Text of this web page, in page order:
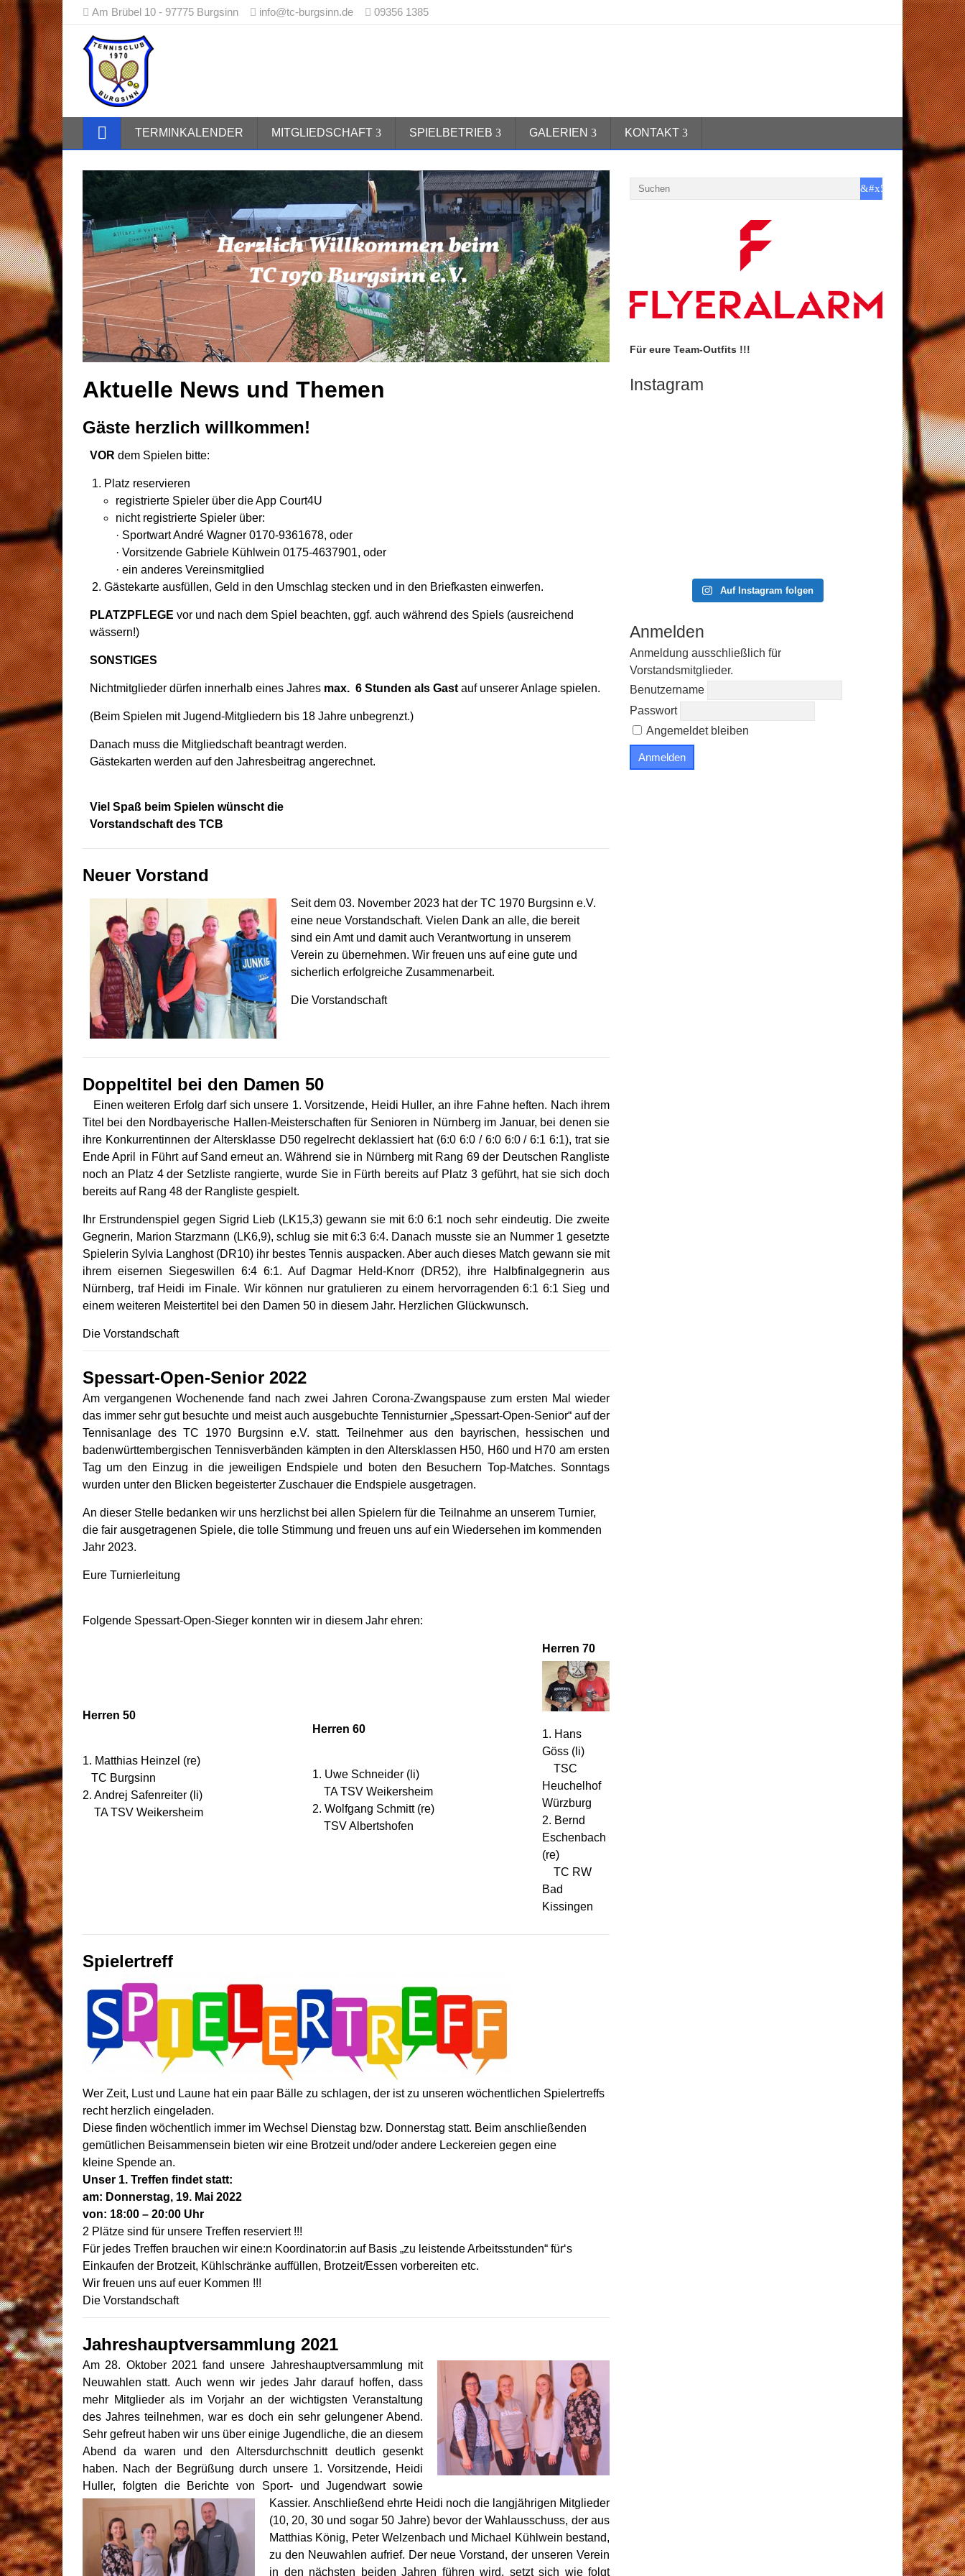
Am Brübel 10 - 97775 Burgsinn info@tc-burgsinn.de 09356 1385
TERMINKALENDER MITGLIEDSCHAFT SPIELBETRIEB GALERIEN KONTAKT
Aktuelle News und Themen
Gäste herzlich willkommen!
VOR dem Spielen bitte:
Platz reservieren
registrierte Spieler über die App Court4U
nicht registrierte Spieler über:
· Sportwart André Wagner 0170-9361678, oder
· Vorsitzende Gabriele Kühlwein 0175-4637901, oder
· ein anderes Vereinsmitglied
Gästekarte ausfüllen, Geld in den Umschlag stecken und in den Briefkasten einwerfen.
PLATZPFLEGE vor und nach dem Spiel beachten, ggf. auch während des Spiels (ausreichend
wässern!)
SONSTIGES
Nichtmitglieder dürfen innerhalb eines Jahres max. 6 Stunden als Gast auf unserer Anlage spielen.
(Beim Spielen mit Jugend-Mitgliedern bis 18 Jahre unbegrenzt.)
Danach muss die Mitgliedschaft beantragt werden.
Gästekarten werden auf den Jahresbeitrag angerechnet.
Viel Spaß beim Spielen wünscht die
Vorstandschaft des TCB
Neuer Vorstand
Seit dem 03. November 2023 hat der TC 1970 Burgsinn e.V.
eine neue Vorstandschaft. Vielen Dank an alle, die bereit
sind ein Amt und damit auch Verantwortung in unserem
Verein zu übernehmen. Wir freuen uns auf eine gute und
sicherlich erfolgreiche Zusammenarbeit.
Die Vorstandschaft
Doppeltitel bei den Damen 50
Einen weiteren Erfolg darf sich unsere 1. Vorsitzende, Heidi Huller, an ihre Fahne heften. Nach ihrem
Titel bei den Nordbayerische Hallen-Meisterschaften für Senioren in Nürnberg im Januar, bei denen sie
ihre Konkurrentinnen der Altersklasse D50 regelrecht deklassiert hat (6:0 6:0 / 6:0 6:0 / 6:1 6:1), trat sie
Ende April in Führt auf Sand erneut an. Während sie in Nürnberg mit Rang 69 der Deutschen Rangliste
noch an Platz 4 der Setzliste rangierte, wurde Sie in Fürth bereits auf Platz 3 geführt, hat sie sich doch
bereits auf Rang 48 der Rangliste gespielt.
Ihr Erstrundenspiel gegen Sigrid Lieb (LK15,3) gewann sie mit 6:0 6:1 noch sehr eindeutig. Die zweite
Gegnerin, Marion Starzmann (LK6,9), schlug sie mit 6:3 6:4. Danach musste sie an Nummer 1 gesetzte
Spielerin Sylvia Langhost (DR10) ihr bestes Tennis auspacken. Aber auch dieses Match gewann sie mit
ihrem eisernen Siegeswillen 6:4 6:1. Auf Dagmar Held-Knorr (DR52), ihre Halbfinalgegnerin aus
Nürnberg, traf Heidi im Finale. Wir können nur gratulieren zu einem hervorragenden 6:1 6:1 Sieg und
einem weiteren Meistertitel bei den Damen 50 in diesem Jahr. Herzlichen Glückwunsch.
Die Vorstandschaft
Spessart-Open-Senior 2022
Am vergangenen Wochenende fand nach zwei Jahren Corona-Zwangspause zum ersten Mal wieder
das immer sehr gut besuchte und meist auch ausgebuchte Tennisturnier „Spessart-Open-Senior“ auf der
Tennisanlage des TC 1970 Burgsinn e.V. statt. Teilnehmer aus den bayrischen, hessischen und
badenwürttembergischen Tennisverbänden kämpten in den Altersklassen H50, H60 und H70 am ersten
Tag um den Einzug in die jeweiligen Endspiele und boten den Besuchern Top-Matches. Sonntags
wurden unter den Blicken begeisterter Zuschauer die Endspiele ausgetragen.
An dieser Stelle bedanken wir uns herzlichst bei allen Spielern für die Teilnahme an unserem Turnier,
die fair ausgetragenen Spiele, die tolle Stimmung und freuen uns auf ein Wiedersehen im kommenden
Jahr 2023.
Eure Turnierleitung
Folgende Spessart-Open-Sieger konnten wir in diesem Jahr ehren:
Herren 50
1. Matthias Heinzel (re)
TC Burgsinn
2. Andrej Safenreiter (li)
TA TSV Weikersheim
Herren 60
1. Uwe Schneider (li)
TA TSV Weikersheim
2. Wolfgang Schmitt (re)
TSV Albertshofen
Herren 70
1. Hans
Göss (li)
TSC
Heuchelhof
Würzburg
2. Bernd
Eschenbach
(re)
TC RW
Bad
Kissingen
Spielertreff
Wer Zeit, Lust und Laune hat ein paar Bälle zu schlagen, der ist zu unseren wöchentlichen Spielertreffs
recht herzlich eingeladen.
Diese finden wöchentlich immer im Wechsel Dienstag bzw. Donnerstag statt. Beim anschließenden
gemütlichen Beisammensein bieten wir eine Brotzeit und/oder andere Leckereien gegen eine
kleine Spende an.
Unser 1. Treffen findet statt:
am: Donnerstag, 19. Mai 2022
von: 18:00 – 20:00 Uhr
2 Plätze sind für unsere Treffen reserviert !!!
Für jedes Treffen brauchen wir eine:n Koordinator:in auf Basis „zu leistende Arbeitsstunden“ für‘s
Einkaufen der Brotzeit, Kühlschränke auffüllen, Brotzeit/Essen vorbereiten etc.
Wir freuen uns auf euer Kommen !!!
Die Vorstandschaft
Jahreshauptversammlung 2021
Am 28. Oktober 2021 fand unsere Jahreshauptversammlung mit
Neuwahlen statt. Auch wenn wir jedes Jahr darauf hoffen, dass
mehr Mitglieder als im Vorjahr an der wichtigsten Veranstaltung
des Jahres teilnehmen, war es doch ein sehr gelungener Abend.
Sehr gefreut haben wir uns über einige Jugendliche, die an diesem
Abend da waren und den Altersdurchschnitt deutlich gesenkt
haben. Nach der Begrüßung durch unsere 1. Vorsitzende, Heidi
Huller, folgten die Berichte von Sport- und Jugendwart sowie
Kassier. Anschließend ehrte Heidi noch die langjährigen Mitglieder
(10, 20, 30 und sogar 50 Jahre) bevor der Wahlausschuss, der aus
Matthias König, Peter Welzenbach und Michael Kühlwein bestand,
zu den Neuwahlen aufrief. Der neue Vorstand, der unseren Verein
in den nächsten beiden Jahren führen wird, setzt sich wie folgt
Für eure Team-Outfits !!!
Instagram
Auf Instagram folgen
Anmelden
Anmeldung ausschließlich für
Vorstandsmitglieder.
Benutzername
Passwort
Angemeldet bleiben